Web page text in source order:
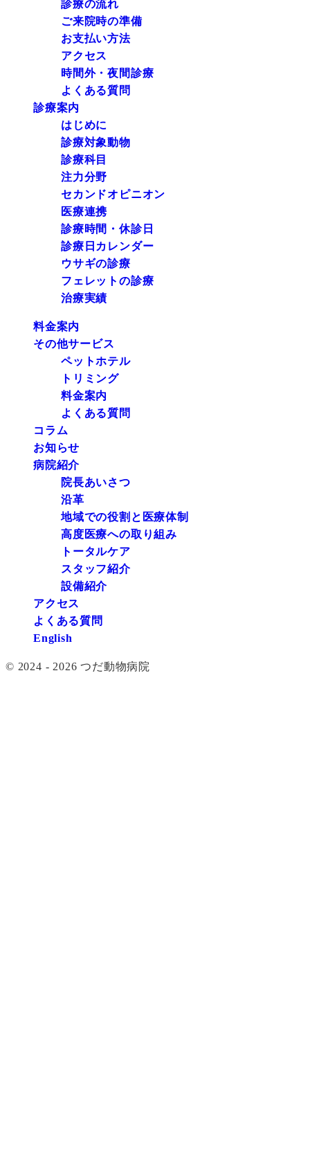
診療の流れ
ご来院時の準備
お支払い方法
アクセス
時間外・夜間診療
よくある質問
診療案内
はじめに
診療対象動物
診療科目
注力分野
セカンドオピニオン
医療連携
診療時間・休診日
診療日カレンダー
ウサギの診療
フェレットの診療
治療実績
料金案内
その他サービス
ペットホテル
トリミング
料金案内
よくある質問
コラム
お知らせ
病院紹介
院長あいさつ
沿革
地域での役割と医療体制
高度医療への取り組み
トータルケア
スタッフ紹介
設備紹介
アクセス
よくある質問
English
© 2024 - 2026 つだ動物病院